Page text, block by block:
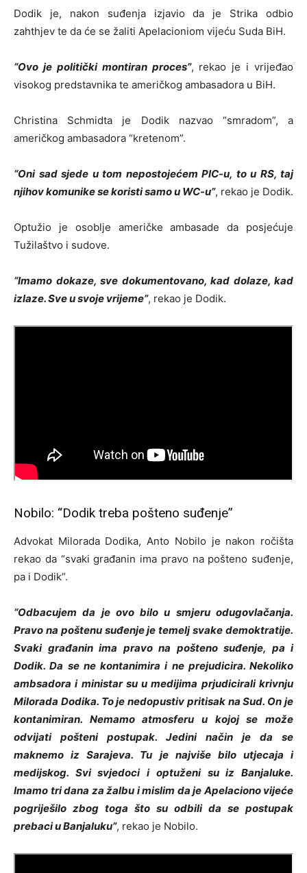
Dodik je, nakon suđenja izjavio da je Strika odbio
zahthjev te da će se žaliti Apelacioniom vijeću Suda BiH.
“Ovo je politički montiran proces”, rekao je i vrijeđao
visokog predstavnika te američkog ambasadora u BiH.
Christina Schmidta je Dodik nazvao “smradom”, a
američkog ambasadora “kretenom”.
“Oni sad sjede u tom nepostojećem PIC-u, to u RS, taj
njihov komunike se koristi samo u WC-u”, rekao je Dodik.
Optužio je osoblje američke ambasade da posjećuje
Tužilaštvo i sudove.
“Imamo dokaze, sve dokumentovano, kad dolaze, kad
izlaze. Sve u svoje vrijeme”, rekao je Dodik.
Nobilo: “Dodik treba pošteno suđenje”
Advokat Milorada Dodika, Anto Nobilo je nakon ročišta
rekao da “svaki građanin ima pravo na pošteno suđenje,
pa i Dodik”.
“Odbacujem da je ovo bilo u smjeru odugovlačanja.
Pravo na poštenu suđenje je temelj svake demoktratije.
Svaki građanin ima pravo na pošteno suđenje, pa i
Dodik. Da se ne kontanimira i ne prejudicira. Nekoliko
ambsadora i ministar su u medijima prjudicirali krivnju
Milorada Dodika. To je nedopustiv pritisak na Sud. On je
kontanimiran. Nemamo atmosferu u kojoj se može
odvijati pošteni postupak. Jedini način je da se
maknemo iz Sarajeva. Tu je najviše bilo utjecaja i
medijskog. Svi svjedoci i optuženi su iz Banjaluke.
Imamo tri dana za žalbu i mislim da je Apelaciono vijeće
pogriješilo zbog toga što su odbili da se postupak
prebaci u Banjaluku”, rekao je Nobilo.